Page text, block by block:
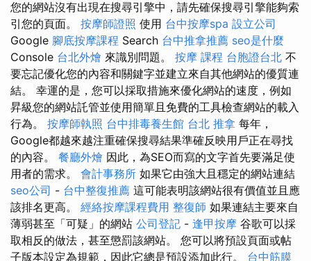
您的網站沒有出現在搜尋引擎中，請先確保搜尋引擎能夠索
引您的頁面。 按摩師證照 使用 台中按摩spa 設立公司
Google 腳底按摩課程 Search 台中推拿推薦 seo是什麼
Console 台北外燴 來識別問題。 按摩 課程 台胞證台北 不
要忘記優化您的內容和關鍵字並建立來自其他網站的優質連
結。 幸運的是，您可以採取措施來優化網站的速度，例如
昇級您的網站託管並使用簡單且免費的工具檢查網站的載入
行為。 按摩師執照 台中排毒養生館 台北 推拿 每年，
Google都越來越注重確保搜尋結果準確反映用戶正在尋找
的內容。 餐廳外燴 因此，為SEO而寫的文字首先要滿足使
用者的需求。 會計事務所 如果它由強大且穩定的網站連結
seo公司 - 台中整復推薦 這可能表明該網站很有價值並且應
該排名更高。 經絡按摩課程費用 整復師 如果連結主要來自
薄弱甚至「可疑」的網站 公司登記 - 逢甲按摩 谷歌可以採
取相反的做法，甚至懲罰該網站。 您可以將預設頁面或帖
子版本設定為規範，因此它總是預設添加此行。 台中筋膜